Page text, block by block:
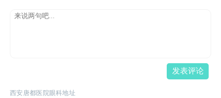
发表评论
西安唐都医院眼科地址